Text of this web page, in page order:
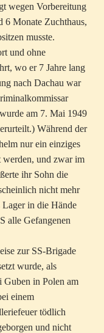
wegen Vorbereitung
6 Monate Zuchthaus,
musste.
und ohne
wo er 7 Jahre lang
nach Dachau war
am 7. Mai 1949
Während der
nur ein einziges
und zwar im
ihr Sohn die
nicht mehr
Lager in die Hände
alle Gefangenen
zur SS-Brigade
wurde, als
Guben in Polen am
einem
tödlich
und nicht